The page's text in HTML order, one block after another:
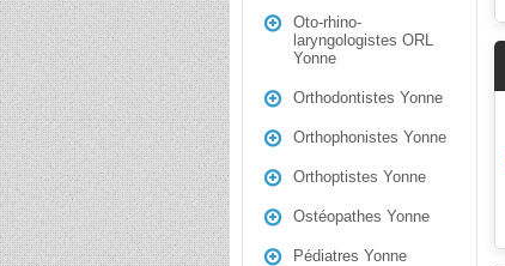
Oto-rhino-
laryngologistes ORL
Yonne
Orthodontistes Yonne
Orthophonistes Yonne
Orthoptistes Yonne
Ostéopathes Yonne
Pédiatres Yonne